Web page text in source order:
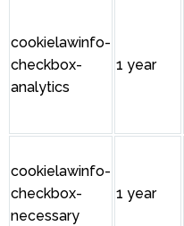
cookielawinfo-
checkbox-
analytics
1 year
cookielawinfo-
checkbox-
necessary
1 year